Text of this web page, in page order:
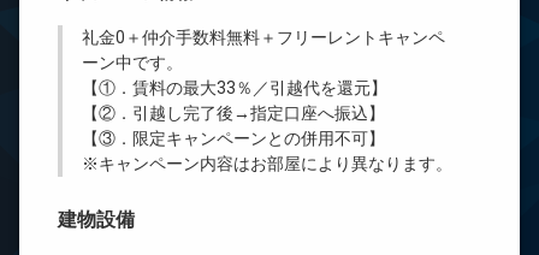
礼金0 ＋仲介手数料無料＋ フリーレント キャンペ
ーン中です。
【①．賃料の最大33％／引越代を還元】
【②．引越し完了後→指定口座へ振込】
【③．限定キャンペーンとの併用不可】
※キャンペーン内容はお部屋により異なります。
建物設備